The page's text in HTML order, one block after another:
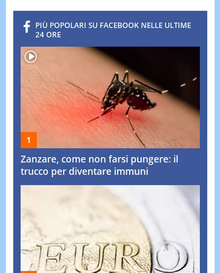
PIÙ POPOLARI SU FACEBOOK NELLE ULTIME
24 ORE
Zanzare, come non farsi pungere: il
trucco per diventare immuni